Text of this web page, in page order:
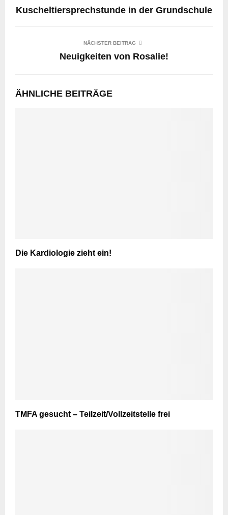
Kuscheltiersprechstunde in der Grundschule
NÄCHSTER BEITRAG
Neuigkeiten von Rosalie!
ÄHNLICHE BEITRÄGE
Die Kardiologie zieht ein!
TMFA gesucht – Teilzeit/Vollzeitstelle frei